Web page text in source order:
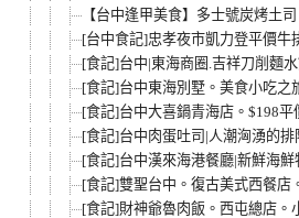
【台中逢甲美食】多士號炭烤土
[台中食記]忠孝夜市凱力登平價
[食記]台中|東海商圈.吉祥刀削麵
[食記]台中東海別墅。美食小吃之
[食記]台中大喜鍋青海店。$198平
[食記]台中肉蛋吐司|人潮洶湧的
[食記]台中漢來海港餐廳|新鮮海
[食記]雙聖台中。復古美式西餐店
[食記]財神爺魯肉飯。西屯總店。